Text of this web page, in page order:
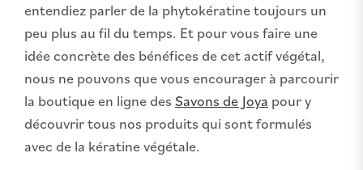
entendiez parler de la phytokératine toujours un
peu plus au fil du temps. Et pour vous faire une
idée concrète des bénéfices de cet actif végétal,
nous ne pouvons que vous encourager à parcourir
la boutique en ligne des Savons de Joya pour y
découvrir tous nos produits qui sont formulés
avec de la kératine végétale.